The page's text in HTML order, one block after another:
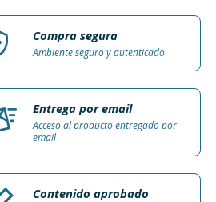
Compra segura
Ambiente seguro y autenticado
Entrega por email
Acceso al producto entregado por
email
Contenido aprobado